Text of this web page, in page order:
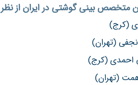
متخصص بینی گوشتی در ایران از
(کرج)
(تهران)
احمدی (کرج)
(تهران)